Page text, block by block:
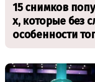
15 снимков
х, которые без
особенности